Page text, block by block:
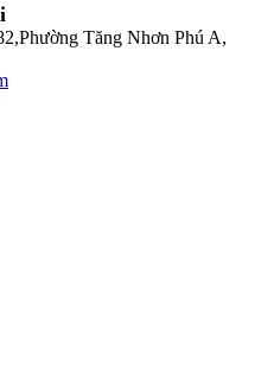
Tăng Nhơn Phú A,